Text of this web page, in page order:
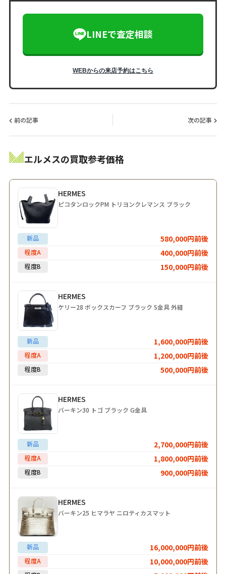
LINEで査定相談
WEBからの来店予約はこちら
前の記事 次の記事
エルメスの買取参考価格
HERMES
ピコタンロックPM トリヨンクレマンス ブラック
新品 580,000円前後
程度A 400,000円前後
程度B 150,000円前後
HERMES
ケリー28 ボックスカーフ ブラック S金具 外縫
新品 1,600,000円前後
程度A 1,200,000円前後
程度B 500,000円前後
HERMES
バーキン30 トゴ ブラック G金具
新品 2,700,000円前後
程度A 1,800,000円前後
程度B 900,000円前後
HERMES
バーキン25 ヒマラヤ ニロティカスマット
新品 16,000,000円前後
程度A 10,000,000円前後